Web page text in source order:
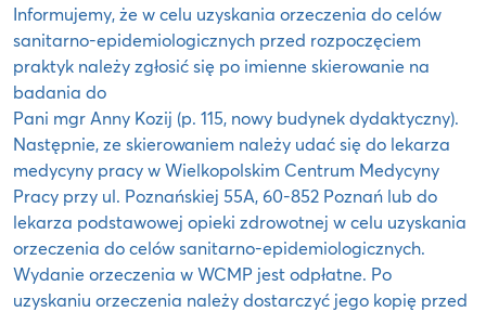
Informujemy, że w celu uzyskania orzeczenia do celów
sanitarno-epidemiologicznych przed rozpoczęciem
praktyk należy zgłosić się po imienne skierowanie na
badania do
Pani mgr Anny Kozij (p. 115, nowy budynek dydaktyczny).
Następnie, ze skierowaniem należy udać się do lekarza
medycyny pracy w Wielkopolskim Centrum Medycyny
Pracy przy ul. Poznańskiej 55A, 60-852 Poznań lub do
lekarza podstawowej opieki zdrowotnej w celu uzyskania
orzeczenia do celów sanitarno-epidemiologicznych.
Wydanie orzeczenia w WCMP jest odpłatne. Po
uzyskaniu orzeczenia należy dostarczyć jego kopię przed